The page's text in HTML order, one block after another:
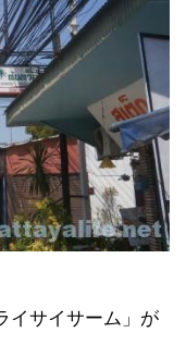
イサイサーム」が